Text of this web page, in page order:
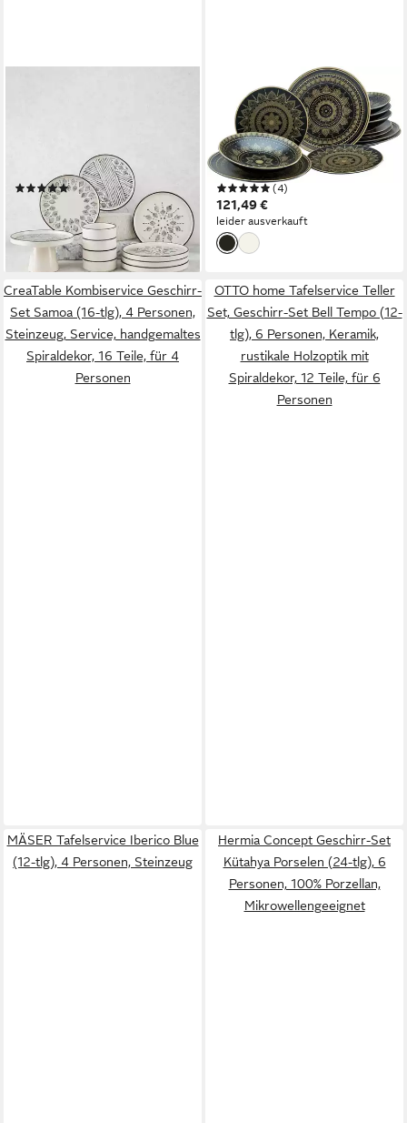
spülmaschinenfest und
mikrowellengeeignet
(3)
47,00 € 71,00 €
-34%
lieferbar in 3 Wochen
CREATABLE
Teller-Set Mandala Gold (12-
tlg), 4 Personen, Steinzeug,
Teller Set, goldene
orientalische Motive, 12 Teile,
für 4 Personen
(4)
121,49 €
leider ausverkauft
CreaTable Kombiservice Geschirr-
Set Samoa (16-tlg), 4 Personen,
Steinzeug, Service, handgemaltes
Spiraldekor, 16 Teile, für 4
Personen
OTTO home Tafelservice Teller
Set, Geschirr-Set Bell Tempo (12-
tlg), 6 Personen, Keramik,
rustikale Holzoptik mit
Spiraldekor, 12 Teile, für 6
Personen
MÄSER Tafelservice Iberico Blue
(12-tlg), 4 Personen, Steinzeug
Hermia Concept Geschirr-Set
Kütahya Porselen (24-tlg), 6
Personen, 100% Porzellan,
Mikrowellengeeignet